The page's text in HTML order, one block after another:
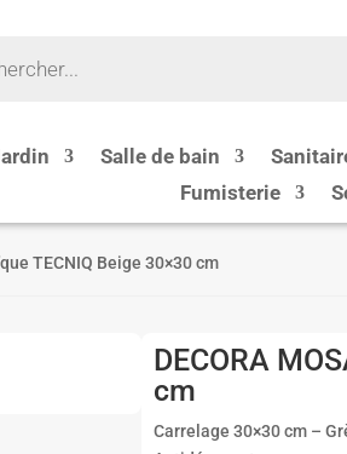
Salle de bain
Fumisterie
TECNIQ Beige 30×30 cm
DECORA
cm
Carrelage 30×30 cm –